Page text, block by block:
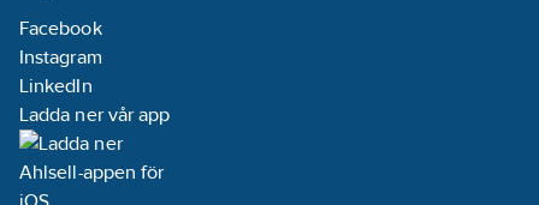
Facebook
Instagram
LinkedIn
Ladda ner vår app